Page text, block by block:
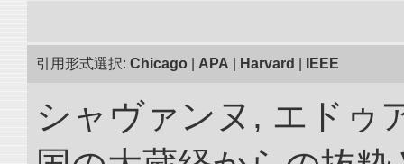
引用形式選択: Chicago APA Harvard IEEE
シャヴァンヌ, エドゥ